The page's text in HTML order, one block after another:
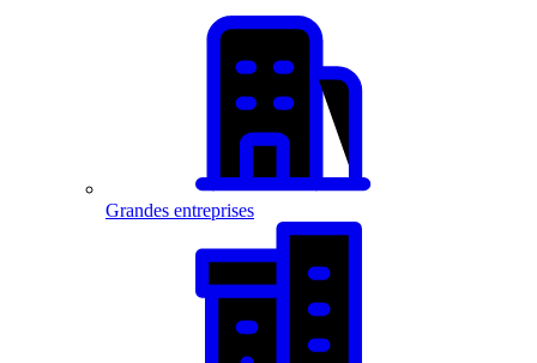
Grandes entreprises